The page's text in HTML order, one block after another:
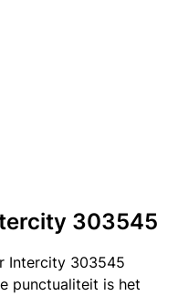
303545
Intercity 303545
punctualiteit is het